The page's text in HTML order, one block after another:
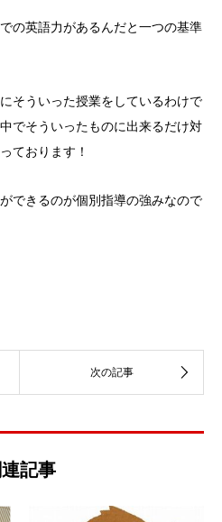
の英語力があるんだと一つの基準
そういった授業をしているわけで
でそういったものに出来るだけ対
ております！
できるのが個別指導の強みなので
記事